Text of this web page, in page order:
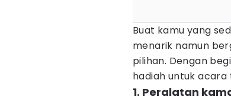
Buat kamu yang
menarik namun
pilihan. Dengan
hadiah untuk
1. Peralatan